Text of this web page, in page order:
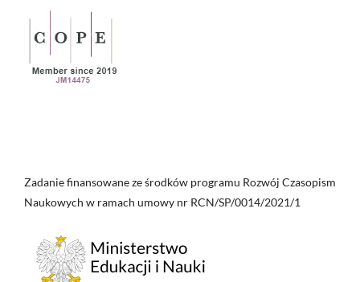
Zadanie finansowane ze środków programu Rozwój Czasopism
Naukowych w ramach umowy nr RCN/SP/0014/2021/1